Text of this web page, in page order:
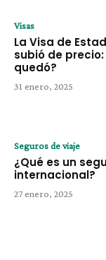
Visas
La Visa de
subió de
quedó?
31 enero, 2025
Seguros de viaje
¿Qué es un
internacional?
27 enero, 2025